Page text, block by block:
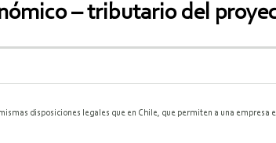
– tributario del
disposiciones legales que en Chile, que permiten a una